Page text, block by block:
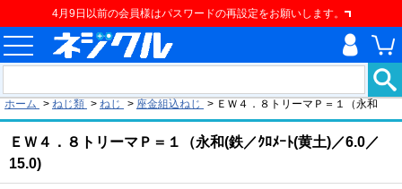
4月9日以前の会員様はパスワードの再設定をお願いします。
ホーム > ねじ類 > ねじ > 座金組込ねじ > ＥＷ４．８トリーマＰ＝１（永和
ＥＷ４．８トリーマＰ＝１（永和(鉄／ｸﾛﾒｰﾄ(黄土)／6.0／
15.0)